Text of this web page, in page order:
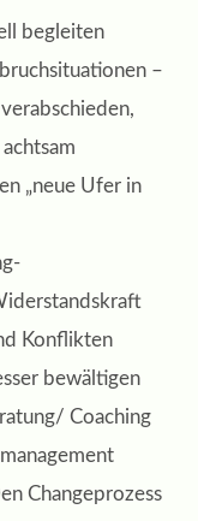
begleiten
–
„neue Ufer in
Konflikten
bewältigen
Coaching
Changeprozess